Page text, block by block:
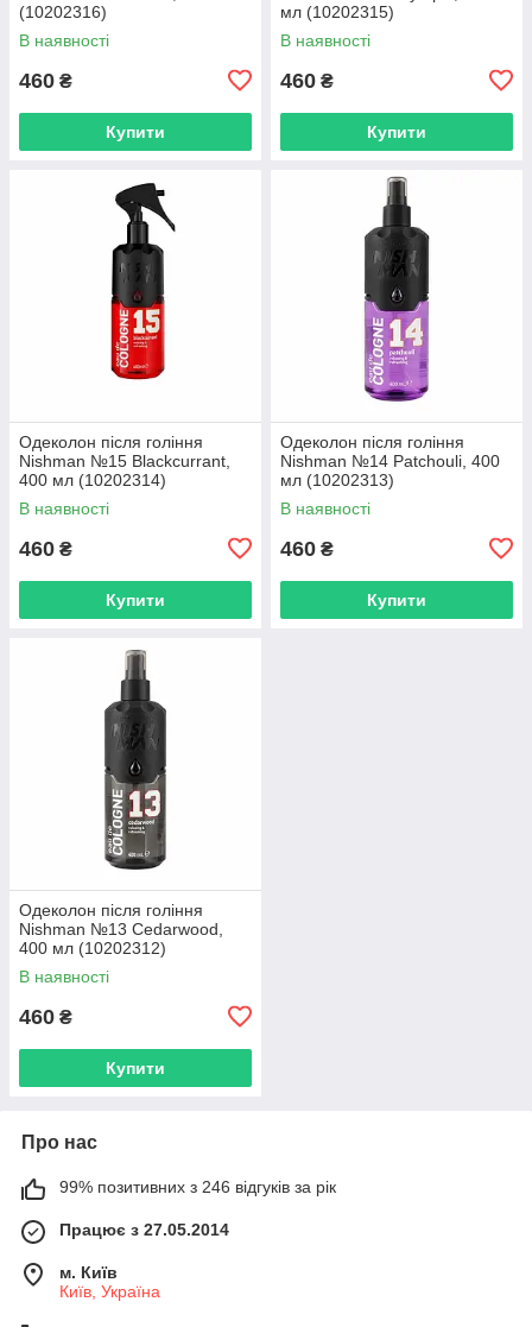
(10202316)
В наявності
460 ₴
Купити
мл (10202315)
В наявності
460 ₴
Купити
Одеколон після гоління
Nishman №15 Blackcurrant,
400 мл (10202314)
В наявності
460 ₴
Купити
Одеколон після гоління
Nishman №14 Patchouli, 400
мл (10202313)
В наявності
460 ₴
Купити
Одеколон після гоління
Nishman №13 Cedarwood,
400 мл (10202312)
В наявності
460 ₴
Купити
Про нас
99% позитивних з 246 відгуків за рік
Працює з 27.05.2014
м. Київ
Київ, Україна